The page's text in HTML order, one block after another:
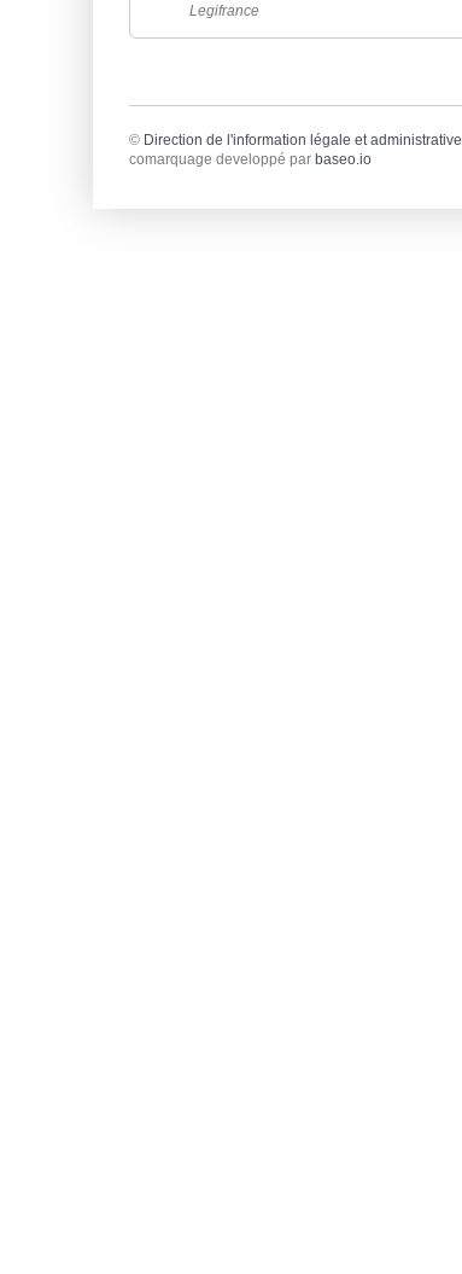
Legifrance
© Direction de l'information légale et administrative
comarquage developpé par baseo.io